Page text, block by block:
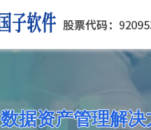
数据资产管理解决